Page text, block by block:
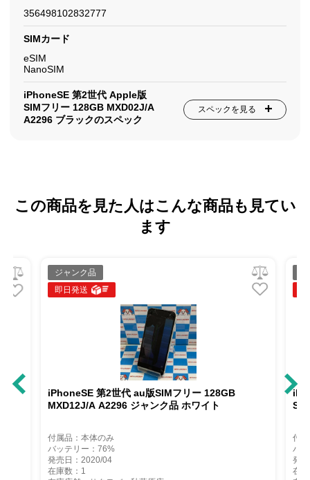
356498102832777
SIMカード
eSIM
NanoSIM
iPhoneSE 第2世代 Apple版
SIMフリー 128GB MXD02J/A
A2296 ブラックのスペック
スペックを見る
この商品を見た人はこんな商品も見てい
ます
ジャンク品
即日発送
iPhoneSE 第2世代 au版SIMフリー 128GB
MXD12J/A A2296 ジャンク品 ホワイト
付属品：本体のみ
バッテリー：76%
発売日：2020/04
在庫数：1
付
バ
発
在